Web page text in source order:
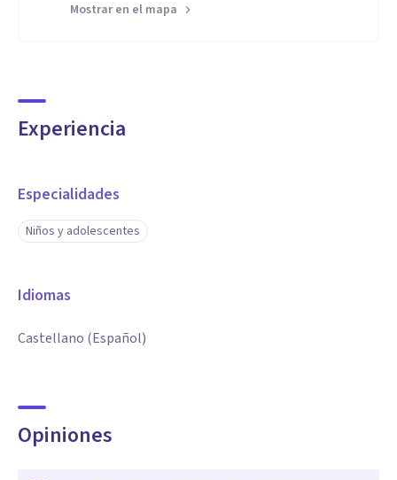
Mostrar en el mapa
Experiencia
Especialidades
Niños y adolescentes
Idiomas
Castellano (Español)
Opiniones